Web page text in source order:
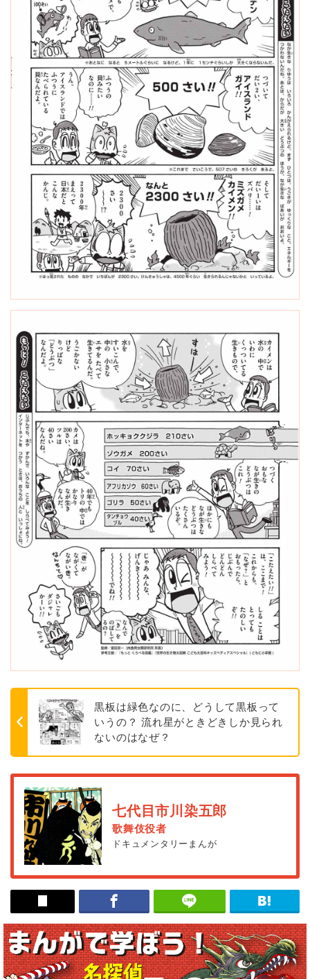
黒板は緑色なのに、どうして黒板って
いうの？ 流れ星がときどきしか見られ
ないのはなぜ？
七代目市川染五郎
歌舞伎役者
ドキュメンタリーまんが